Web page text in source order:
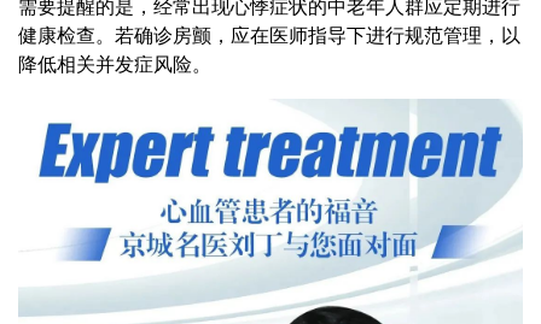
需要提醒的是，经常出现心悸症状的中老年人群应定期进行
健康检查。若确诊房颤，应在医师指导下进行规范管理，以
降低相关并发症风险。